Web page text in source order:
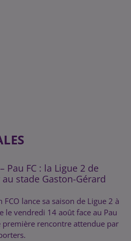
Pau FC : la Ligue 2 de
stade Gaston-Gérard
FCO lance sa saison de Ligue 2 à
le vendredi 14 août face au Pau
première rencontre attendue par